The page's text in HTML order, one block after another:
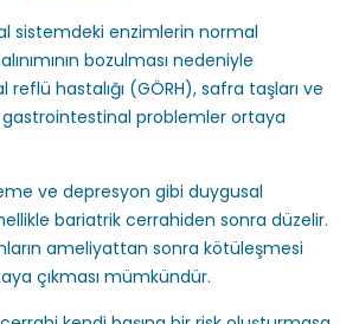
sistemdeki enzimlerin normal
bozulması nedeniyle
hastalığı (GÖRH), safra taşları ve
problemler ortaya
ve depresyon gibi duygusal
bariatrik cerrahiden sonra düzelir.
ameliyattan sonra kötüleşmesi
çıkması mümkündür.